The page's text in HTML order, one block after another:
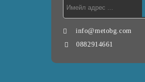
info@metobg.com
0882914661